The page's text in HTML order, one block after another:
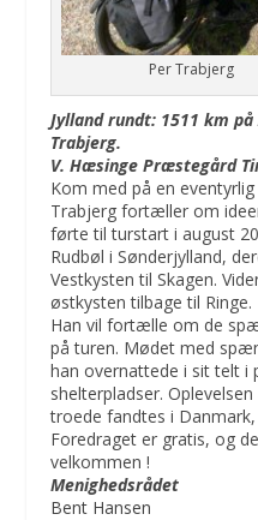
Per Trabjerg
Jylland rundt: 1511 km
Trabjerg.
V. Hæsinge Præstegård
Kom med på en
Trabjerg fortæller om
førte til turstart i august
Rudbøl i Sønderjylland,
Vestkysten til Skagen.
østkysten tilbage til Ringe.
Han vil fortælle om de
på turen. Mødet med
han overnattede i sit telt i
shelterpladser.
troede fandtes i
Foredraget er gratis, og
velkommen !
Menighedsrådet
Bent Hansen